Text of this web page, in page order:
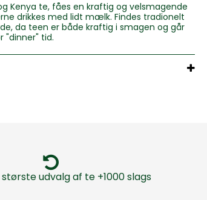
Kenya te, fåes en kraftig og velsmagende
drikkes med lidt mælk. Findes tradionelt
da teen er både kraftig i smagen og går
"dinner" tid.
udvalg af te +1000 slags